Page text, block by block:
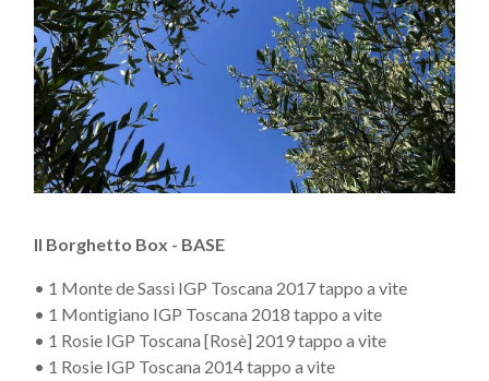
Il Borghetto Box - BASE
• 1 Monte de Sassi IGP Toscana 2017 tappo a vite
• 1 Montigiano IGP Toscana 2018 tappo a vite
• 1 Rosie IGP Toscana [Rosè] 2019 tappo a vite
• 1 Rosie IGP Toscana 2014 tappo a vite